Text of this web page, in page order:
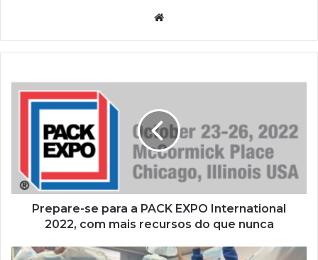
se
para
2022,
com
recursos
que
Prepare-se para a PACK EXPO International
2022, com mais recursos do que nunca
Segundo